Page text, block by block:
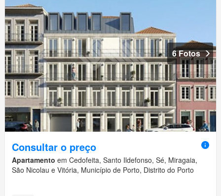
6 Fotos
Consultar o preço
Apartamento em Cedofeita, Santo Ildefonso, Sé, Miragaia,
São Nicolau e Vitória, Município de Porto, Distrito do Porto